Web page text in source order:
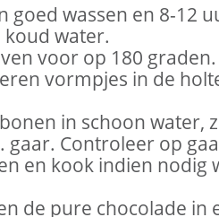
goed wassen en 8-12
water.
voor op 180 graden.
vormpjes in de
in schoon water,
gaar. Controleer op
en kook indien nodig
de pure chocolade in